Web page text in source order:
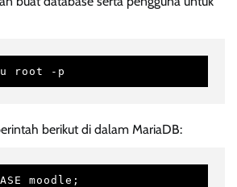
u root -p
berikut di dalam MariaDB:
moodle;